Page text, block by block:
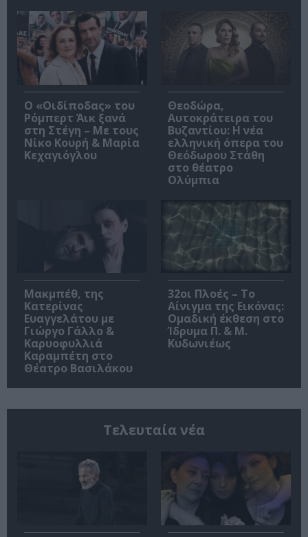
O «Οιδίποδας» του
Ρόμπερτ Άικ ξανά
στη Στέγη – Με τους
Νίκο Κουρή & Μαρία
Κεχαγιόγλου
Θεοδώρα,
Αυτοκράτειρα του
Βυζαντίου: Η νέα
ελληνική όπερα του
Θεόδωρου Στάθη
στο θέατρο
Ολύμπια
Μακμπέθ, της
Κατερίνας
Ευαγγελάτου με
Γιώργο Γάλλο &
Καρυοφυλλιά
Καραμπέτη στο
Θέατρο Βασιλάκου
32οι Πλοές – Το
Αίνιγμα της Εικόνας:
Ομαδική έκθεση στο
Ίδρυμα Π. & Μ.
Κυδωνιέως
Τελευταία νέα